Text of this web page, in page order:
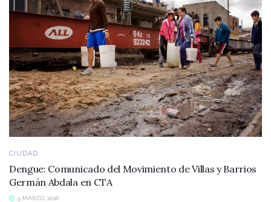
CIUDAD
Dengue: Comunicado del Movimiento de Villas y Barrios
Germán Abdala en CTA
9 MARZO, 2016